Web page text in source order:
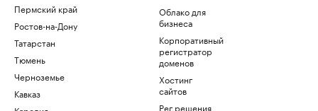
Пермский край
Ростов-на-Дону
Татарстан
Тюмень
Черноземье
Кавказ
Облако для
бизнеса
Корпоративный
регистратор
доменов
Хостинг
сайтов
Рег.решения